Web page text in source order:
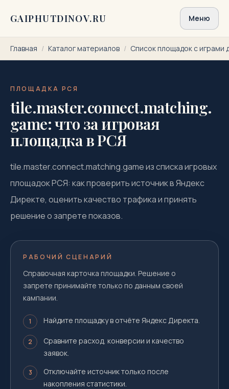
GAIPHUTDINOV.RU Меню
Главная / Каталог материалов / Список площадок с играми
ПЛОЩАДКА РСЯ
tile.master.connect.matching.
game: что за игровая
площадка в РСЯ
tile.master.connect.matching.game из списка игровых
площадок РСЯ: как проверить источник в Яндекс
Директе, оценить качество трафика и принять
решение о запрете показов.
РАБОЧИЙ СЦЕНАРИЙ
Справочная карточка площадки. Решение о
запрете принимайте только по данным своей
кампании.
1 Найдите площадку в отчёте Яндекс Директа.
2
Сравните расход, конверсии и качество
заявок.
3
Отключайте источник только после
накопления статистики.